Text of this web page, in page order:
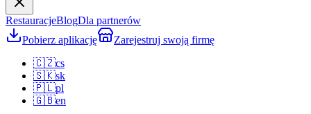
RestauracjeBlogDla partnerów
Pobierz aplikację
Zarejestruj swoją firmę
🇨🇿cs
🇸🇰sk
🇵🇱pl
🇬🇧en